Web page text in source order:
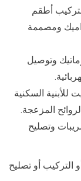
أطقم
ومصممة
وتوصيل
السكنية
المزعجة.
وتصليح
التركيب أو تصليح